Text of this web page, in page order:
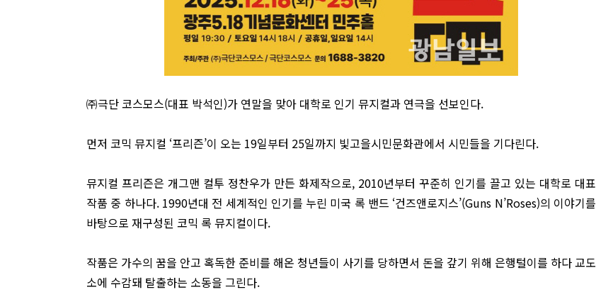
㈜극단 코스모스(대표 박석인)가 연말을 맞아 대학로 인기 뮤지컬과 연극을 선보인다.
먼저 코믹 뮤지컬 ‘프리즌’이 오는 19일부터 25일까지 빛고을시민문화관에서 시민들을 기다린다.
뮤지컬 프리즌은 개그맨 컬투 정찬우가 만든 화제작으로, 2010년부터 꾸준히 인기를 끌고 있는 대학로 대표
작품 중 하나다. 1990년대 전 세계적인 인기를 누린 미국 록 밴드 ‘건즈앤로지스’(Guns N’Roses)의 이야기를
바탕으로 재구성된 코믹 록 뮤지컬이다.
작품은 가수의 꿈을 안고 혹독한 준비를 해온 청년들이 사기를 당하면서 돈을 갚기 위해 은행털이를 하다 교도
소에 수감돼 탈출하는 소동을 그린다.